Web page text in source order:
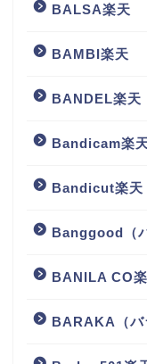
BALSA楽天
BAMBI楽天
BANDEL楽天
Bandicam楽
Bandicut楽天
Banggood（
BANILA CO
BARAKA（バ